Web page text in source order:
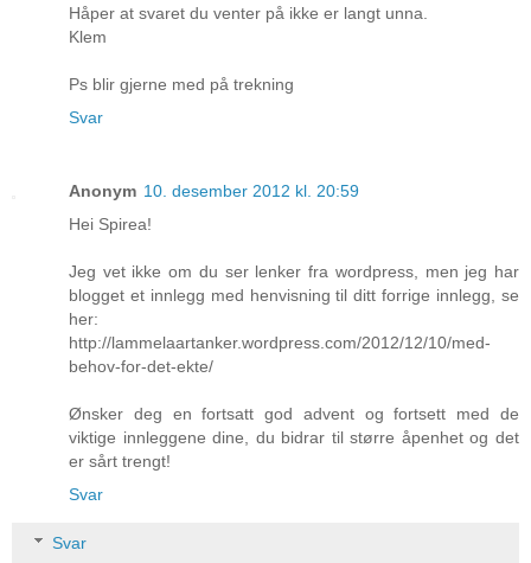
Håper at svaret du venter på ikke er langt unna.
Klem
Ps blir gjerne med på trekning
Svar
Anonym 10. desember 2012 kl. 20:59
Hei Spirea!
Jeg vet ikke om du ser lenker fra wordpress, men jeg har
blogget et innlegg med henvisning til ditt forrige innlegg, se
her:
http://lammelaartanker.wordpress.com/2012/12/10/med-
behov-for-det-ekte/
Ønsker deg en fortsatt god advent og fortsett med de
viktige innleggene dine, du bidrar til større åpenhet og det
er sårt trengt!
Svar
Svar